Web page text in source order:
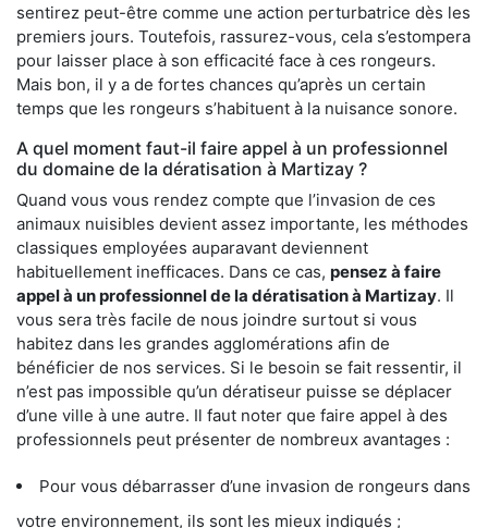
sentirez peut-être comme une action perturbatrice dès les
premiers jours. Toutefois, rassurez-vous, cela s’estompera
pour laisser place à son efficacité face à ces rongeurs.
Mais bon, il y a de fortes chances qu’après un certain
temps que les rongeurs s’habituent à la nuisance sonore.
A quel moment faut-il faire appel à un professionnel
du domaine de la dératisation à Martizay ?
Quand vous vous rendez compte que l’invasion de ces
animaux nuisibles devient assez importante, les méthodes
classiques employées auparavant deviennent
habituellement inefficaces. Dans ce cas, pensez à faire
appel à un professionnel de la dératisation à Martizay. Il
vous sera très facile de nous joindre surtout si vous
habitez dans les grandes agglomérations afin de
bénéficier de nos services. Si le besoin se fait ressentir, il
n’est pas impossible qu’un dératiseur puisse se déplacer
d’une ville à une autre. Il faut noter que faire appel à des
professionnels peut présenter de nombreux avantages :
Pour vous débarrasser d’une invasion de rongeurs dans
votre environnement, ils sont les mieux indiqués ;